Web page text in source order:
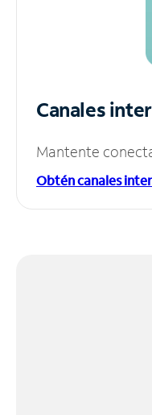
Canales
Mantente
Obtén canales